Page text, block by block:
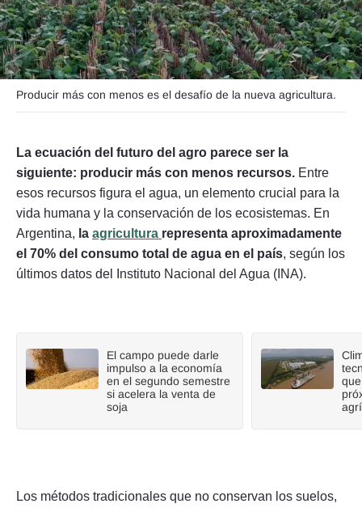
Seguinos
Producir más con menos es el desafío de la nueva agricultura.
La ecuación del futuro del agro parece ser la
siguiente: producir más con menos recursos. Entre
esos recursos figura el agua, un elemento crucial para la
vida humana y la conservación de los ecosistemas. En
Argentina, la agricultura representa aproximadamente
el 70% del consumo total de agua en el país, según los
últimos datos del Instituto Nacional del Agua (INA).
El campo puede darle
impulso a la economía
en el segundo semestre
si acelera la venta de
soja
Los métodos tradicionales que no conservan los suelos,